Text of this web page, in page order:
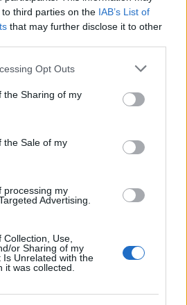
third parties on the IAB’s List of
that may further disclose it to other
app uses one or more Google
usage behaviour. You may click to
Google and its third-party tags to
specified purposes in below Google
Opt Outs
the Sharing of my
the Sale of my
processing my
Advertising.
Use,
or Sharing of my
Is Unrelated with the
it was collected.
a kávéjába még reggel?
mar nem tudom miota
mas felehez szoktal.
szokjak a Hr esek meg a sok
ceg!
kikerul az adatod es azt
amit aztan a bunozok